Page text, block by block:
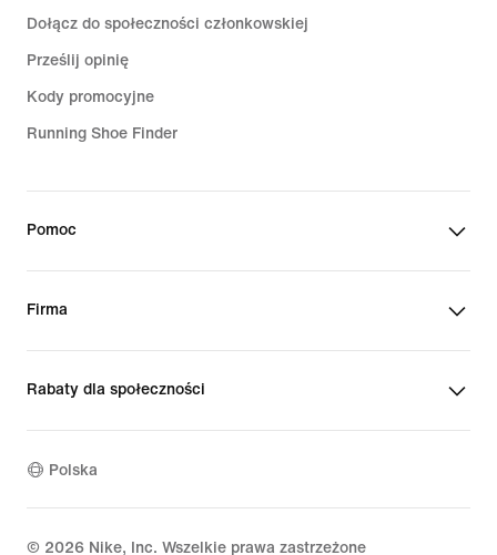
Dołącz do społeczności członkowskiej
Prześlij opinię
Kody promocyjne
Running Shoe Finder
Pomoc
Firma
Rabaty dla społeczności
Polska
© 2026 Nike, Inc. Wszelkie prawa zastrzeżone